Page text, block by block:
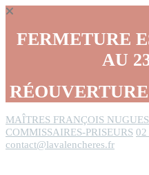
FERMETURE
AU
MAÎTRES FRANÇOIS
COMMISSAIRES-PRISEURS 02
contact@lavalencheres.fr
Panneau de gestion des cookies